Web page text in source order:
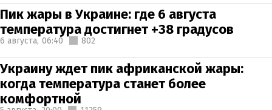
Пик жары в Украине: где 6 августа
температура достигнет +38 градусов
6 августа, 06:40 802
Украину ждет пик африканской жары:
когда температура станет более
комфортной